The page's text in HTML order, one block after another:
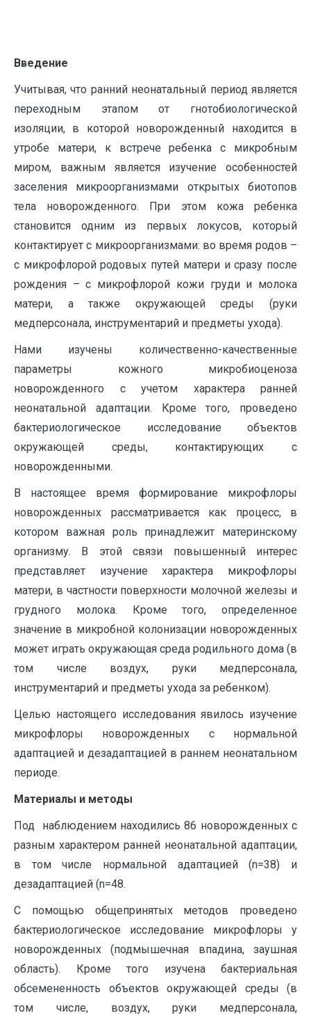
Введение
Учитывая, что ранний неонатальный период является
переходным этапом от гнотобиологической
изоляции, в которой новорожденный находится в
утробе матери, к встрече ребенка с микробным
миром, важным является изучение особенностей
заселения микроорганизмами открытых биотопов
тела новорожденного. При этом кожа ребенка
становится одним из первых локусов, который
контактирует с микроорганизмами: во время родов –
с микрофлорой родовых путей матери и сразу после
рождения – с микрофлорой кожи груди и молока
матери, а также окружающей среды (руки
медперсонала, инструментарий и предметы ухода).
Нами изучены количественно-качественные
параметры кожного микробиоценоза
новорожденного с учетом характера ранней
неонатальной адаптации. Кроме того, проведено
бактериологическое исследование объектов
окружающей среды, контактирующих с
новорожденными.
В настоящее время формирование микрофлоры
новорожденных рассматривается как процесс, в
котором важная роль принадлежит материнскому
организму. В этой связи повышенный интерес
представляет изучение характера микрофлоры
матери, в частности поверхности молочной железы и
грудного молока. Кроме того, определенное
значение в микробной колонизации новорожденных
может играть окружающая среда родильного дома (в
том числе воздух, руки медперсонала,
инструментарий и предметы ухода за ребенком).
Целью настоящего исследования явилось изучение
микрофлоры новорожденных с нормальной
адаптацией и дезадаптацией в раннем неонатальном
периоде.
Материалы и методы
Под наблюдением находились 86 новорожденных с
разным характером ранней неонатальной адаптации,
в том числе нормальной адаптацией (n=38) и
дезадаптацией (n=48.
С помощью общепринятых методов проведено
бактериологическое исследование микрофлоры у
новорожденных (подмышечная впадина, заушная
область). Кроме того изучена бактериальная
обсемененность объектов окружающей среды (в
том числе, воздух, руки медперсонала,